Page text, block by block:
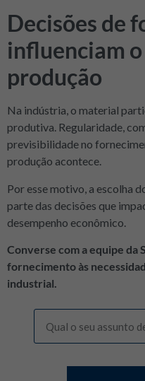
Decisões de
influenciam
produção
Na indústria, o material
produtiva. Regularidade,
previsibilidade no
produção acontece.
Por esse motivo, a escolha
parte das decisões que
desempenho econômico.
Converse com a equipe da
fornecimento às
industrial.